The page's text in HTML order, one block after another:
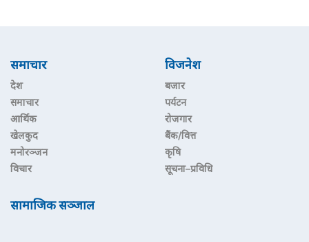
समाचार
देश
समाचार
आर्थिक
खेलकुद
मनोरञ्जन
विचार
विजनेश
बजार
पर्यटन
रोजगार
बैंक/वित्त
कृषि
सूचना–प्रविधि
सामाजिक सञ्जाल